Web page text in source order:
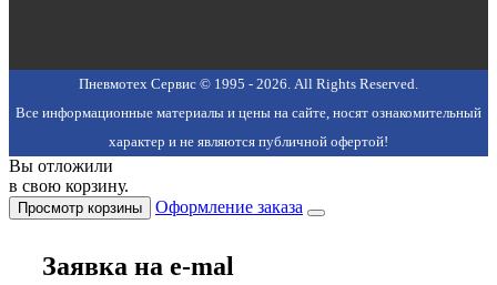
Пневмотех Сервис © 1995 - 2026. All Rights Reserved.
Все информационные материалы и цены на сайте, носят ознакомительный
характер и не являются публичной офертой!
Вы отложили
в свою корзину.
Просмотр корзины Оформление заказа
Заявка на e-mal